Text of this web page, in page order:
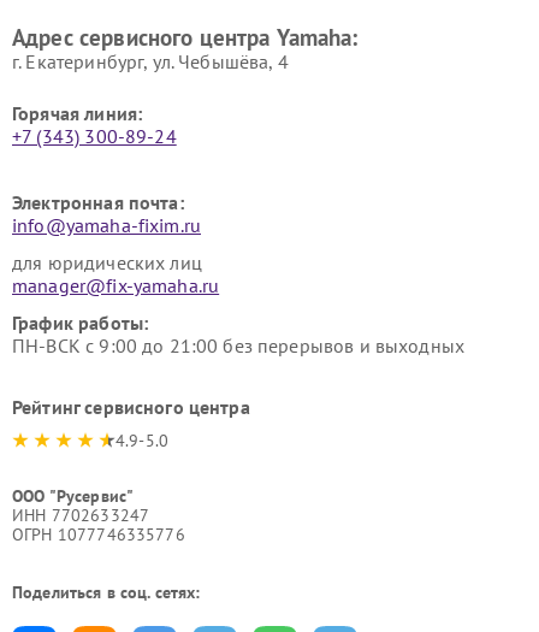
Адрес сервисного центра Yamaha:
г. Екатеринбург, ул. Чебышёва, 4
Горячая линия:
+7 (343) 300-89-24
Электронная почта:
info@yamaha-fixim.ru
для юридических лиц
manager@fix-yamaha.ru
График работы:
ПН-ВСК с 9:00 до 21:00 без перерывов и выходных
Рейтинг сервисного центра
4.9-5.0
ООО "Русервис"
ИНН 7702633247
ОГРН 1077746335776
Поделиться в соц. сетях: